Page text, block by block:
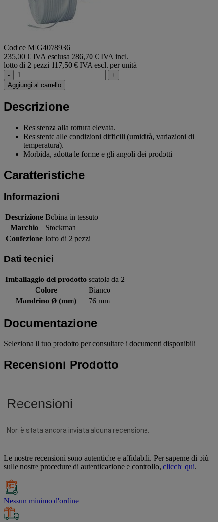
Codice MIG4078936
235,00 € IVA esclusa 286,70 € IVA incl.
lotto di 2 pezzi 117,50 € IVA escl. per unità
-
+
Aggiungi al carrello
Descrizione
Resistenza alla rottura elevata.
Resistente alle condizioni difficili (umidità, variazioni di
temperatura).
Morbida, adotta le forme e gli angoli dei prodotti
Caratteristiche
Informazioni
Descrizione Bobina in tessuto
Marchio
Stockman
Confezione lotto di 2 pezzi
Dati tecnici
Imballaggio del prodotto scatola da 2
Colore
Bianco
Mandrino Ø (mm)
76 mm
Documentazione
Seleziona il tuo prodotto per consultare i documenti disponibili
Recensioni Prodotto
Le nostre recensioni sono autentiche e affidabili. Per saperne di più
sulle nostre procedure di autenticazione e controllo, clicchi qui.
Nessun minimo d'ordine